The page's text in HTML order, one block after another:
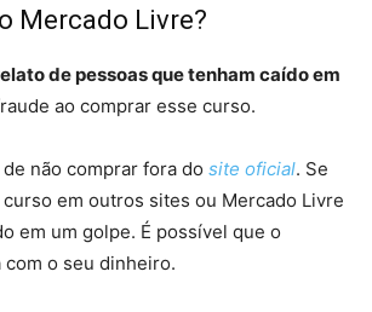
Mercado Livre?
de pessoas que tenham caído em
ao comprar esse curso.
não comprar fora do site oficial. Se
em outros sites ou Mercado Livre
em um golpe. É possível que o
com o seu dinheiro.